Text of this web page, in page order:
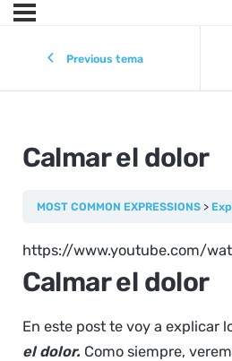
Previous tema
Calmar el dolor
MOST COMMON EXPRESSIONS
https://www.youtube.com/
Calmar el dolor
En este post te voy a explicar
el dolor. Como siempre,